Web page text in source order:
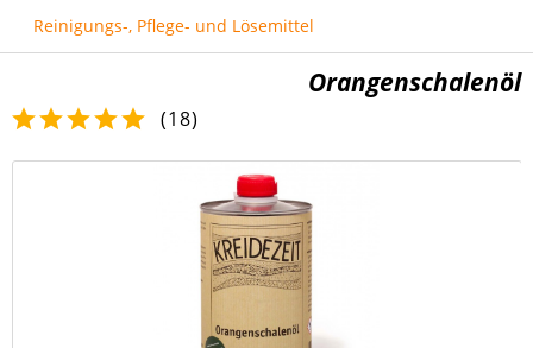
Reinigungs-, Pflege- und Lösemittel
Orangenschalenöl
(18)